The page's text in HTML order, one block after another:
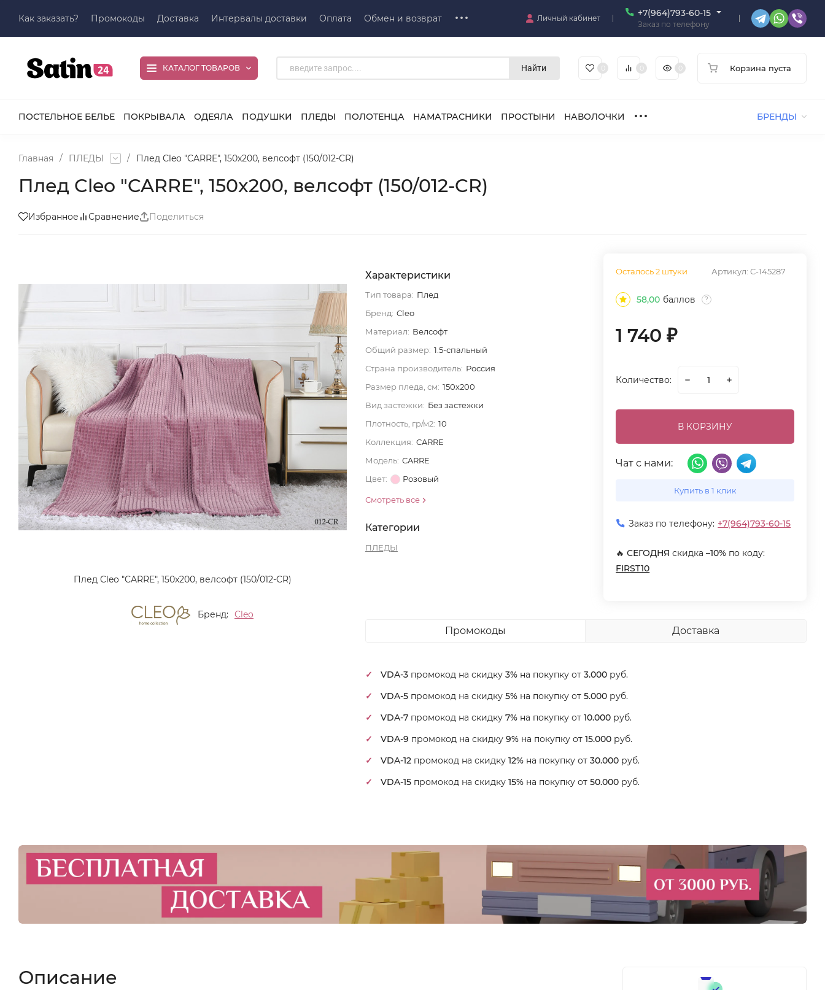
Как заказать? Промокоды Доставка Интервалы доставки Оплата Обмен и возврат Личный кабинет +7(964)793-60-15
Заказ по телефону
КАТАЛОГ ТОВАРОВ Найти Корзина пуста
ПОСТЕЛЬНОЕ БЕЛЬЕ ПОКРЫВАЛА ОДЕЯЛА ПОДУШКИ ПЛЕДЫ ПОЛОТЕНЦА НАМАТРАСНИКИ ПРОСТЫНИ НАВОЛОЧКИ БРЕНДЫ
Главная / ПЛЕДЫ / Плед Cleo "CARRE", 150x200, велсофт (150/012-CR)
Плед Cleo "CARRE", 150x200, велсофт (150/012-CR)
Избранное Сравнение Поделиться
Плед Cleo "CARRE", 150x200, велсофт (150/012-CR)
Бренд: Cleo
Характеристики
Тип товара: Плед
Бренд: Cleo
Материал: Велсофт
Общий размер: 1.5-спальный
Страна производитель: Россия
Размер пледа, см: 150x200
Вид застежки: Без застежки
Плотность, гр/м2: 10
Коллекция: CARRE
Модель: CARRE
Цвет:
Розовый
Смотреть все
Категории
ПЛЕДЫ
Артикул: C-145287
Осталось 2 штуки
58,00 баллов ?
1 740₽
Количество:
В КОРЗИНУ
Чат с нами:
Купить в 1 клик
Заказ по телефону: +7(964)793-60-15
🔥СЕГОДНЯ скидка–10% по коду:
FIRST10
Промокоды Доставка
VDA-3промокод на скидку 3%на покупку от 3.000руб.
VDA-5промокод на скидку 5%на покупку от 5.000руб.
VDA-7промокод на скидку 7%на покупку от 10.000руб.
VDA-9 промокод на скидку 9%на покупку от 15.000руб.
VDA-12промокод на скидку 12%на покупку от 30.000руб.
VDA-15промокод на скидку 15%на покупку от 50.000руб.
Описание